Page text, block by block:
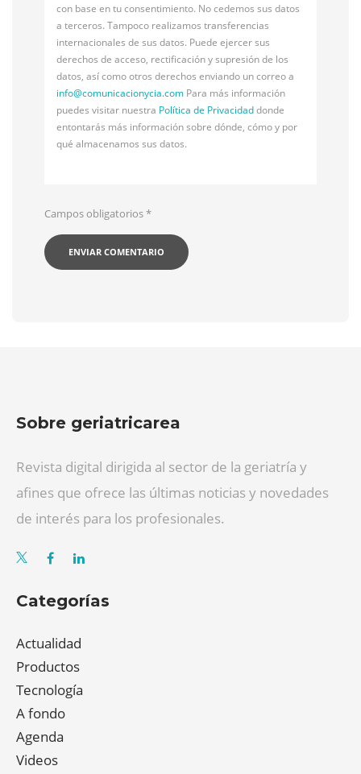
con base en tu consentimiento. No cedemos sus datos
a terceros. Tampoco realizamos transferencias
internacionales de sus datos. Puede ejercer sus
derechos de acceso, rectificación y supresión de los
datos, así como otros derechos enviando un correo a
info@comunicacionycia.com Para más información
puedes visitar nuestra Política de Privacidaddonde
entontarás más información sobre dónde, cómo y por
qué almacenamos sus datos.
Campos obligatorios*
Sobre geriatricarea
Revista digital dirigida al sector de la geriatría y
afines que ofrece las últimas noticias y novedades
de interés para los profesionales.
Categorías
Actualidad
Productos
Tecnología
A fondo
Agenda
Videos